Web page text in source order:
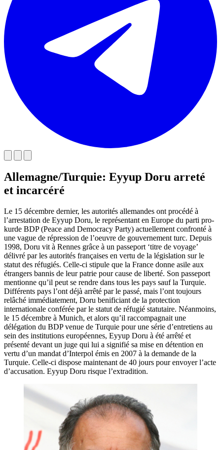
Allemagne/Turquie: Eyyup Doru arreté
et incarcéré
Le 15 décembre dernier, les autorités allemandes ont procédé à
l’arrestation de Eyyup Doru, le représentant en Europe du parti pro-
kurde BDP (Peace and Democracy Party) actuellement confronté à
une vague de répression de l’oeuvre de gouvernement turc. Depuis
1998, Doru vit à Rennes grâce à un passeport ‘titre de voyage’
délivré par les autorités françaises en vertu de la législation sur le
statut des réfugiés. Celle-ci stipule que la France donne asile aux
étrangers bannis de leur patrie pour cause de liberté. Son passeport
mentionne qu’il peut se rendre dans tous les pays sauf la Turquie.
Différents pays l’ont déjà arrêté par le passé, mais l’ont toujours
relâché immédiatement, Doru benificiant de la protection
internationale conférée par le statut de réfugié statutaire. Néanmoins,
le 15 décembre à Munich, et alors qu’il raccompagnait une
délégation du BDP venue de Turquie pour une série d’entretiens au
sein des institutions européennes, Eyyup Doru à été arrêté et
présenté devant un juge qui lui a signifié sa mise en détention en
vertu d’un mandat d’Interpol émis en 2007 à la demande de la
Turquie. Celle-ci dispose maintenant de 40 jours pour envoyer l’acte
d’accusation. Eyyup Doru risque l’extradition.